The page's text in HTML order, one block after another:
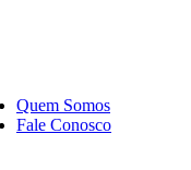
Quem Somos
Fale Conosco